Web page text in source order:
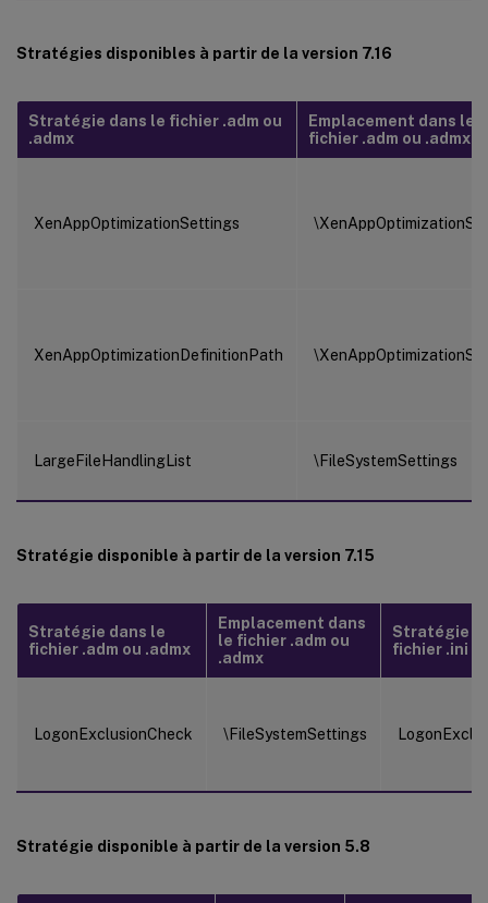
Stratégies disponibles à partir de la version 7.16
Stratégie dans le fichier .adm ou
.admx
Emplacement dans le
fichier .adm ou .admx
XenAppOptimizationSettings
XenAppOptimizationDefinitionPath
LargeFileHandlingList \FileSystemSettings
Stratégie disponible à partir de la version 7.15
Stratégie dans le
fichier .adm ou .admx
Emplacement dans
le fichier .adm ou
.admx
Stratégie
fichier .ini
LogonExclusionCheck \FileSystemSettings
Stratégie disponible à partir de la version 5.8